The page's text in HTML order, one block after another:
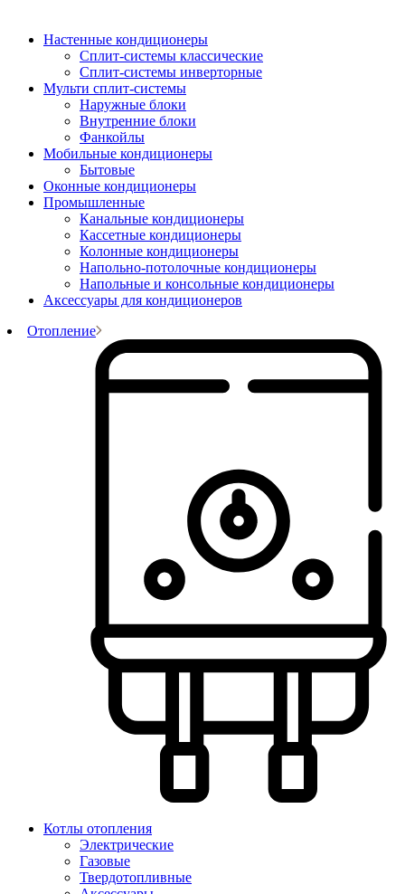
Настенные кондиционеры
Сплит-системы классические
Сплит-системы инверторные
Мульти сплит-системы
Наружные блоки
Внутренние блоки
Фанкойлы
Мобильные кондиционеры
Бытовые
Оконные кондиционеры
Промышленные
Канальные кондиционеры
Кассетные кондиционеры
Колонные кондиционеры
Напольно-потолочные кондиционеры
Напольные и консольные кондиционеры
Аксессуары для кондиционеров
Отопление
Котлы отопления
Электрические
Газовые
Твердотопливные